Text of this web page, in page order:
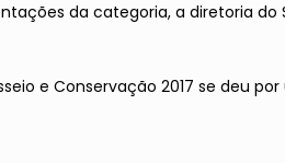
da categoria, a diretoria
e Conservação 2017 se deu